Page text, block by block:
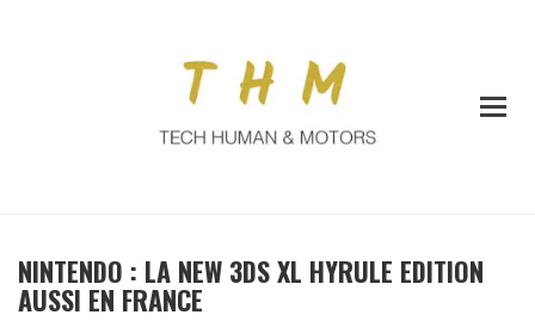
NINTENDO : LA NEW 3DS XL HYRULE EDITION
AUSSI EN FRANCE